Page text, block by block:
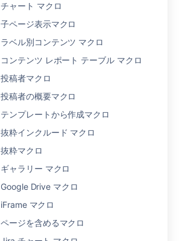
チャート マクロ
子ページ表示マクロ
ラベル別コンテンツ マクロ
コンテンツ レポート テーブル マクロ
投稿者マクロ
投稿者の概要マクロ
テンプレートから作成マクロ
抜粋インクルード マクロ
抜粋マクロ
ギャラリー マクロ
Google Drive マクロ
iFrame マクロ
ページを含めるマクロ